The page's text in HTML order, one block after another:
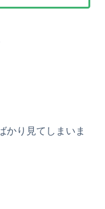
かり見てしまいま